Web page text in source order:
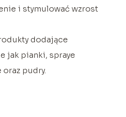
i stymulować wzrost
dodające
jak pianki, spraye
pudry.